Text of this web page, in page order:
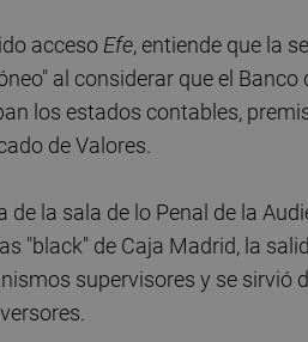
acceso Efe, entiende que la
al considerar que el
los estados contables,
de Valores.
de la sala de lo Penal de la
"black" de Caja Madrid, la
supervisores y se sirvió